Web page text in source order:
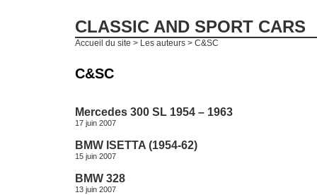
CLASSIC AND SPORT CARS
Accueil du site > Les auteurs > C&SC
C&SC
Mercedes 300 SL 1954 – 1963
17 juin 2007
BMW ISETTA (1954-62)
15 juin 2007
BMW 328
13 juin 2007